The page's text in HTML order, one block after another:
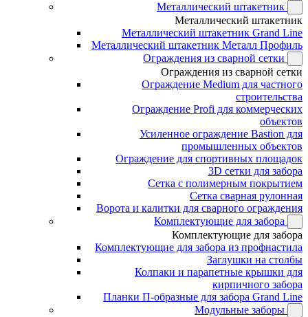
Металлический штакетник
Металлический штакетник
Металлический штакетник Grand Line
Металлический штакетник Металл Профиль
Ограждения из сварной сетки
Ограждения из сварной сетки
Ограждение Medium для частного
строительства
Ограждение Profi для коммерческих
объектов
Усиленное ограждение Bastion для
промышленных объектов
Ограждение для спортивных площадок
3D сетки для забора
Сетка с полимерным покрытием
Сетка сварная рулонная
Ворота и калитки для сварного ограждения
Комплектующие для забора
Комплектующие для забора
Комплектующие для забора из профнастила
Заглушки на столбы
Колпаки и парапетные крышки для
кирпичного забора
Планки П-образные для забора Grand Line
Модульные заборы